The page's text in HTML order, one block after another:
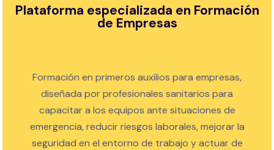
Plataforma especializada en Formación
de Empresas
Formación en primeros auxilios para empresas,
diseñada por profesionales sanitarios para
capacitar a los equipos ante situaciones de
emergencia, reducir riesgos laborales, mejorar la
seguridad en el entorno de trabajo y actuar de